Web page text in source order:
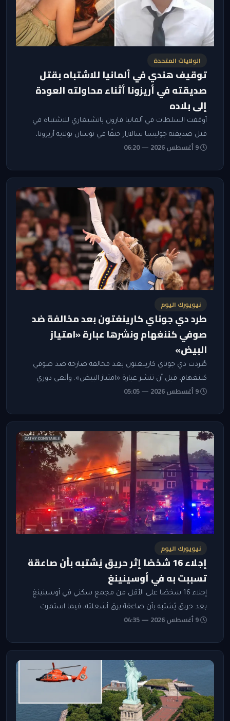
الولايات المتحدة
توقيف هندي في ألمانيا للاشتباه بقتل
صديقته في أريزونا أثناء محاولته العودة
إلى بلاده
أوقفت السلطات في ألمانيا فارون باتشيغاري للاشتباه في
قتل صديقته جوليسا سالازار خنقًا في توسان بولاية أريزونا،
بعد أن غادر الولايات المتحدة في رحلة عبر هيوستن إلى برلين.
9 أغسطس 2026 — 06:20
نيويورك اليوم
طرد دي جوناي كارينغتون بعد مخالفة ضد
صوفي كننغهام ونشرها عبارة «امتياز
البيض»
طُردت دي جوناي كارينغتون بعد مخالفة صارخة ضد صوفي
كننغهام، قبل أن تنشر عبارة «امتياز البيض». وألغى دوري
WNBA لاحقًا مخالفة فنية كانت قد احتُسبت على كايتلين
9 أغسطس 2026 — 05:05
نيويورك اليوم
إجلاء 16 شخصًا إثر حريق يُشتبه بأن صاعقة
تسببت به في أوسينينغ
إجلاء 16 شخصًا على الأقل من مجمع سكني في أوسينينغ
بعد حريق يُشتبه بأن صاعقة برق أشعلته، فيما استمرت
جهود الإطفاء 6 ساعات ولم تُسجل إصابات.
9 أغسطس 2026 — 04:35